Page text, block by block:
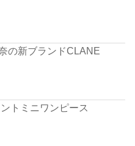
の新ブランドCLANE
トミニワンピース